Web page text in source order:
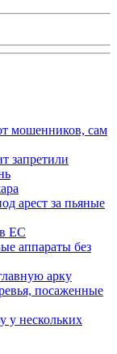
мошенников, сам
запретили
арест за пьяные
ЕС
аппараты без
арку
посаженные
у нескольких